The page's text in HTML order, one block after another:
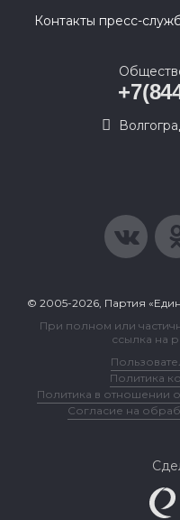
Контакты пресс-
© 2005-2026, Партия
При полном или
ссылка на
Политика
Политика в отношении
Согласие на